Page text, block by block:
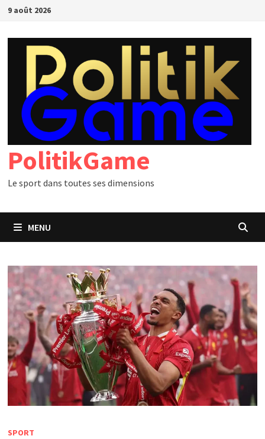
Passer
contenu
9 août 2026
PolitikGame
Le sport dans toutes ses dimensions
MENU
SPORT